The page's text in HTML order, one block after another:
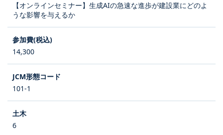
【オンラインセミナー】生成AIの急速な進歩が建設業にどのよ
うな影響を与えるか
14,300
101-1
6